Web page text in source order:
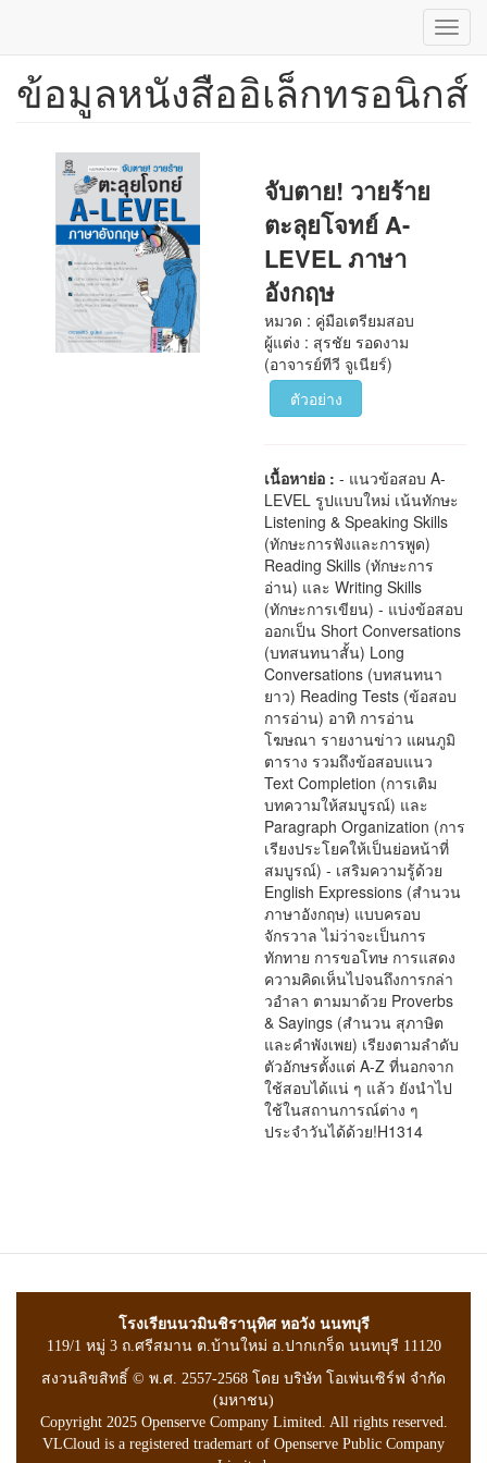
ข้าม
ข้อมูลหนังสืออิเล็กทรอนิกส์
จับตาย! วายร้าย
ตะลุยโจทย์ A-
LEVEL ภาษา
อังกฤษ
หมวด : คู่มือเตรียมสอบ
ผู้แต่ง : สุรชัย รอดงาม
(อาจารย์ทีวี จูเนียร์)
ตัวอย่าง
เนื้อหาย่อ :- แนวข้อสอบ A-
LEVEL รูปแบบใหม่ เน้นทักษะ
Listening & Speaking Skills
(ทักษะการฟังและการพูด)
Reading Skills (ทักษะการ
อ่าน) และ Writing Skills
(ทักษะการเขียน) - แบ่งข้อสอบ
ออกเป็น Short Conversations
(บทสนทนาสั้น) Long
Conversations (บทสนทนา
ยาว) Reading Tests (ข้อสอบ
การอ่าน) อาทิ การอ่าน
โฆษณา รายงานข่าว แผนภูมิ
ตาราง รวมถึงข้อสอบแนว
Text Completion (การเติม
บทความให้สมบูรณ์) และ
Paragraph Organization (การ
เรียงประโยคให้เป็นย่อหน้าที่
สมบูรณ์) - เสริมความรู้ด้วย
English Expressions (สำนวน
ภาษาอังกฤษ) แบบครอบ
จักรวาล ไม่ว่าจะเป็นการ
ทักทาย การขอโทษ การแสดง
ความคิดเห็นไปจนถึงการกล่า
วอำลา ตามมาด้วย Proverbs
& Sayings (สำนวน สุภาษิต
และคำพังเพย) เรียงตามลำดับ
ตัวอักษรตั้งแต่ A-Z ที่นอกจาก
ใช้สอบได้แน่ ๆ แล้ว ยังนำไป
ใช้ในสถานการณ์ต่าง ๆ
ประจำวันได้ด้วย!H1314
โรงเรียนนวมินชิรานุทิศ หอวัง นนทบุรี
119/1 หมู่ 3 ถ.ศรีสมาน ต.บ้านใหม่ อ.ปากเกร็ด นนทบุรี 11120
สงวนลิขสิทธิ์ © พ.ศ. 2557-2568 โดย บริษัท โอเพ่นเซิร์ฟ จำกัด
(มหาชน)
Copyright 2025 Openserve Company Limited. All rights reserved.
VLCloud is a registered trademart of Openserve Public Company